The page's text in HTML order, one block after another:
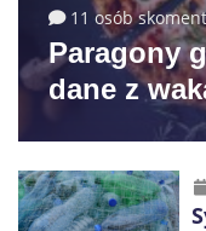
11 osób
Paragony
dane z